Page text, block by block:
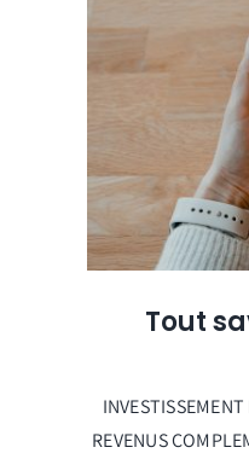
Tout
REVENUS